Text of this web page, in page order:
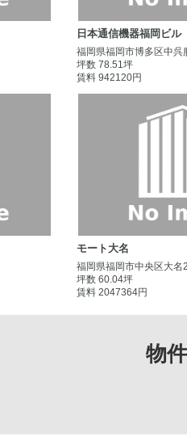
日本通信機器福岡ビル
福岡県福岡市博多区中呉
坪数 78.51坪
賃料 942120円
モート大名
福岡県福岡市中央区大名
坪数 60.04坪
賃料 2047364円
物